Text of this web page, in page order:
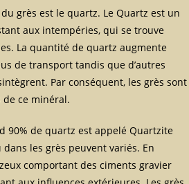
grès est le quartz. Le Quartz est un
aux intempéries, qui se trouve
La quantité de quartz augmente
de transport tandis que d’autres
Par conséquent, les grès sont
ce minéral.
90% de quartz est appelé Quartzite
les grès peuvent variés. En
comportant des ciments gravier